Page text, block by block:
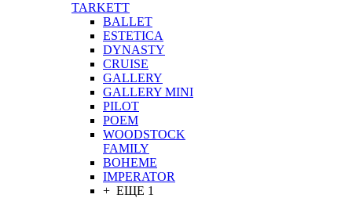
TARKETT
BALLET
ESTETICA
DYNASTY
CRUISE
GALLERY
GALLERY MINI
PILOT
POEM
WOODSTOCK
FAMILY
BOHEME
IMPERATOR
+ ЕЩЕ 1